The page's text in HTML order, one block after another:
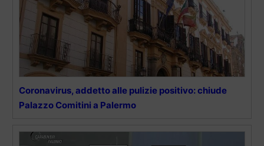
Coronavirus, addetto alle pulizie positivo: chiude
Palazzo Comitini a Palermo